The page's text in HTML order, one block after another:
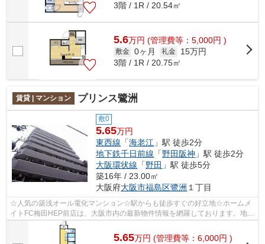
3階 / 1R / 20.54㎡
5.6万円 (管理費等：5,000円 )
敷金 0ヶ月 礼金
15万円
3階 / 1R / 20.75㎡
賃貸 | マンション プリンス鷺洲
敷0
5.65万円
東西線 「海老江 」駅 徒歩2分
地下鉄千日前線 「野田阪神 」駅 徒歩2分
大阪環状線 「野田 」駅 徒歩5分
築16年 / 23.00㎡
大阪府大阪市福島区鷺洲 １丁目
☆人気の築浅オール電化マンション☆駅からも徒歩すぐの好立地☆ホームメ
イトFC梅田HEP前店は、大阪市内の最新物件情報を網羅しております。地域
密着のホームメイトFC梅田HEP前店だからで...
5.65万円 (管理費等：6,000円 )